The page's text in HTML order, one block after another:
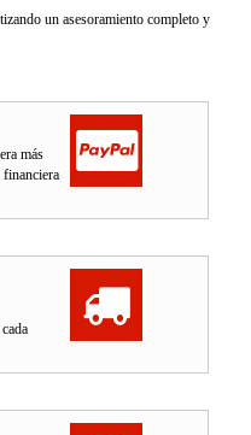
un asesoramiento completo y
más
financiera